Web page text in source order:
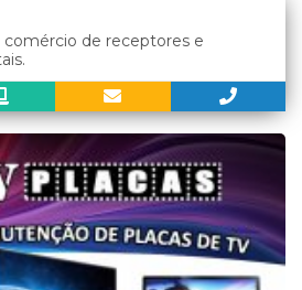
de receptores e